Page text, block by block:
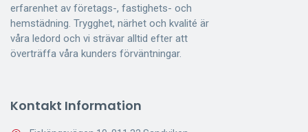
erfarenhet av företags-, fastighets- och
hemstädning. Trygghet, närhet och kvalité är
våra ledord och vi strävar alltid efter att
överträffa våra kunders förväntningar.
Kontakt Information